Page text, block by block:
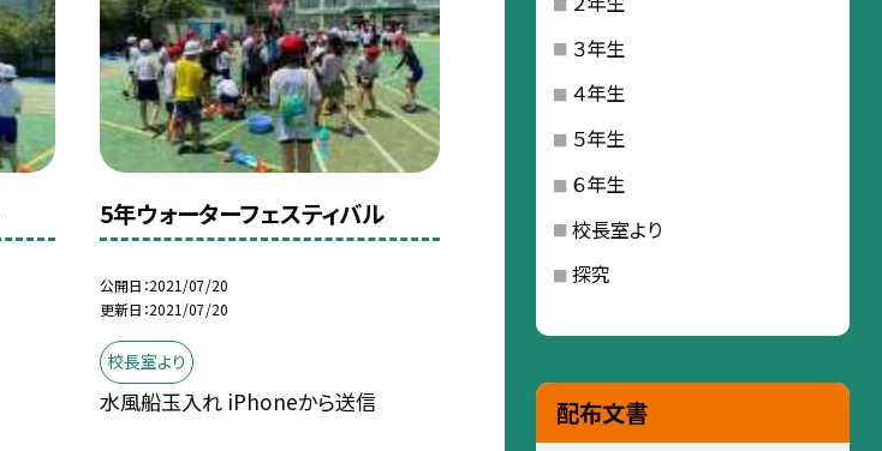
5年ウォーターフェスティバル
公開日 2021/07/20
更新日 2021/07/20
校長室より
水風船玉入れ iPhoneから送信
３年生
４年生
５年生
６年生
校長室より
探究
配布文書